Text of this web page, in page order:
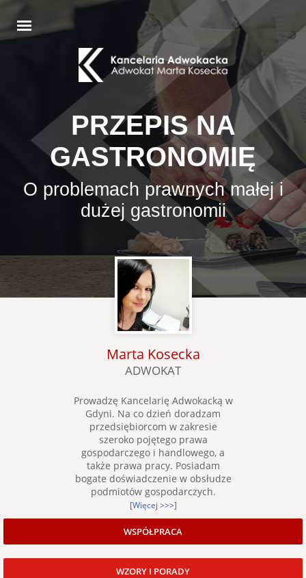
PRZEPIS NA
GASTRONOMIĘ
O problemach prawnych małej i
dużej gastronomii
Marta Kosecka
ADWOKAT
Prowadzę Kancelarię Adwokacką w
Gdyni. Na co dzień doradzam
przedsiębiorcom w zakresie
szeroko pojętego prawa
gospodarczego i handlowego, a
także prawa pracy. Posiadam
bogate doświadczenie w obsłudze
podmiotów gospodarczych.
[Więcej >>>]
WSPÓŁPRACA
WZORY I PORADY